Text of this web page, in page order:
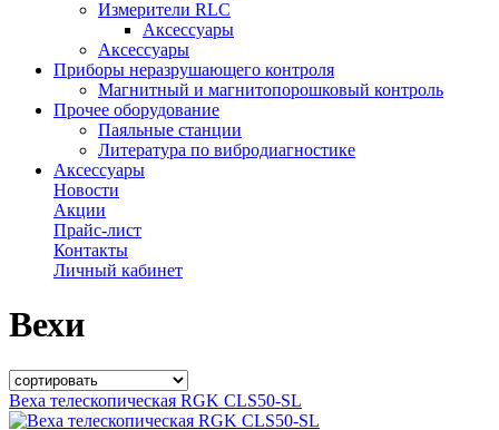
Измерители RLC
Аксессуары
Аксессуары
Приборы неразрушающего контроля
Магнитный и магнитопорошковый контроль
Прочее оборудование
Паяльные станции
Литература по вибродиагностике
Аксессуары
Новости
Акции
Прайс-лист
Контакты
Личный кабинет
Вехи
Веха телескопическая RGK CLS50-SL